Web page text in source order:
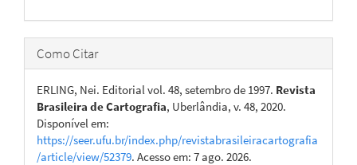
Como Citar
ERLING, Nei. Editorial vol. 48, setembro de 1997. Revista
Brasileira de Cartografia, Uberlândia, v. 48, 2020.
Disponível em:
https://seer.ufu.br/index.php/revistabrasileiracartografia
/article/view/52379. Acesso em: 7 ago. 2026.